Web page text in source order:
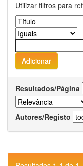
Utilizar filtros para
Resultados/Página
Autores/Registo